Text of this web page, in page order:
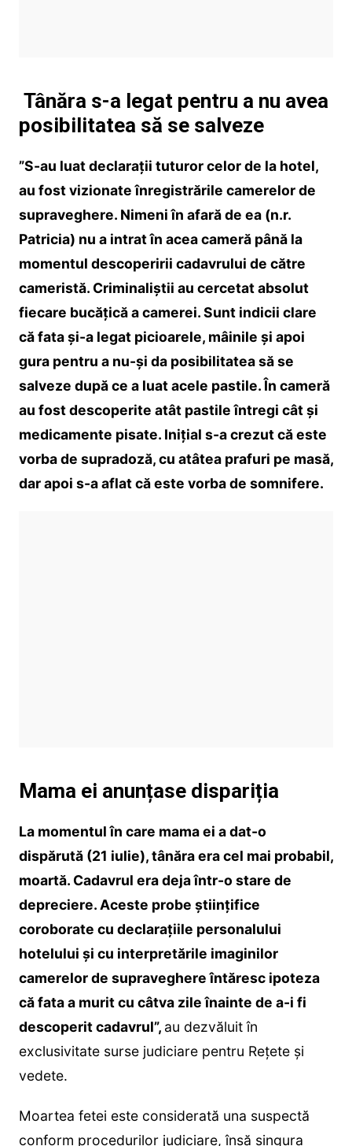
Tânăra s-a legat pentru a nu avea
posibilitatea să se salveze
”S-au luat declarații tuturor celor de la hotel,
au fost vizionate înregistrările camerelor de
supraveghere. Nimeni în afară de ea (n.r.
Patricia) nu a intrat în acea cameră până la
momentul descoperirii cadavrului de către
cameristă. Criminaliștii au cercetat absolut
fiecare bucățică a camerei. Sunt indicii clare
că fata și-a legat picioarele, mâinile și apoi
gura pentru a nu-și da posibilitatea să se
salveze după ce a luat acele pastile. În cameră
au fost descoperite atât pastile întregi cât și
medicamente pisate. Inițial s-a crezut că este
vorba de supradoză, cu atâtea prafuri pe masă,
dar apoi s-a aflat că este vorba de somnifere.
Mama ei anunțase dispariția
La momentul în care mama ei a dat-o
dispărută (21 iulie), tânăra era cel mai probabil,
moartă. Cadavrul era deja într-o stare de
depreciere. Aceste probe științifice
coroborate cu declarațiile personalului
hotelului și cu interpretările imaginilor
camerelor de supraveghere întăresc ipoteza
că fata a murit cu câtva zile înainte de a-i fi
descoperit cadavrul”, au dezvăluit în
exclusivitate surse judiciare pentru Rețete și
vedete.
Moartea fetei este considerată una suspectă
conform procedurilor judiciare, însă singura